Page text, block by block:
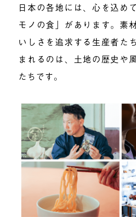
日本の各地には、心を込め
モノの食」があります。素
いしさを追求する生産者た
まれるのは、土地の歴史や
たちです。